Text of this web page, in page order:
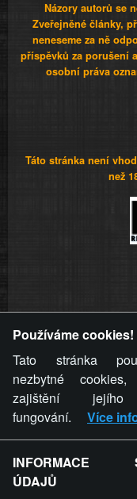
Názory autorů se
Zveřejněné články,
neneseme za ně
příspěvků za porušení
osobní práva
Táto stránka není
než
videa a komentáře.
stránky týče, ani
stránku, nemůže z
komentáře pro
provozovateli
ZVRÁCENÝ.CZ
Používáme cookies!
Tato stránka
nezbytné
zajištění jejího
fungování.
Více
INFORMACE
ÚDAJŮ